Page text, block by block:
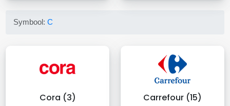
Symbool:C
Cora (3) Carrefour (15)